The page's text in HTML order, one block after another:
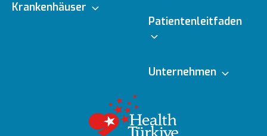
Krankenhäuser
Ärzte
Gesundheitsratgeber
Patientenleitfaden
Online-Termin
Unternehmen
Richtlinien